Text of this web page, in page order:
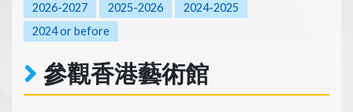
2026-2027 2025-2026
2024-2025
2024 or before
參觀香港藝術館